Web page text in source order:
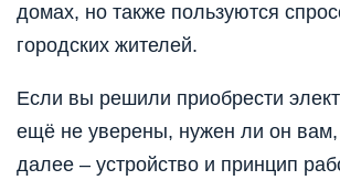
домах, но также пользуются
городских жителей.
Если вы решили приобрести
ещё не уверены, нужен ли он вам,
далее – устройство и принцип